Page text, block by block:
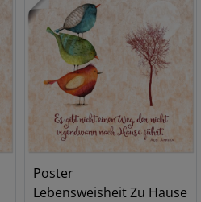
Poster
Lebensweisheit Zu Hause